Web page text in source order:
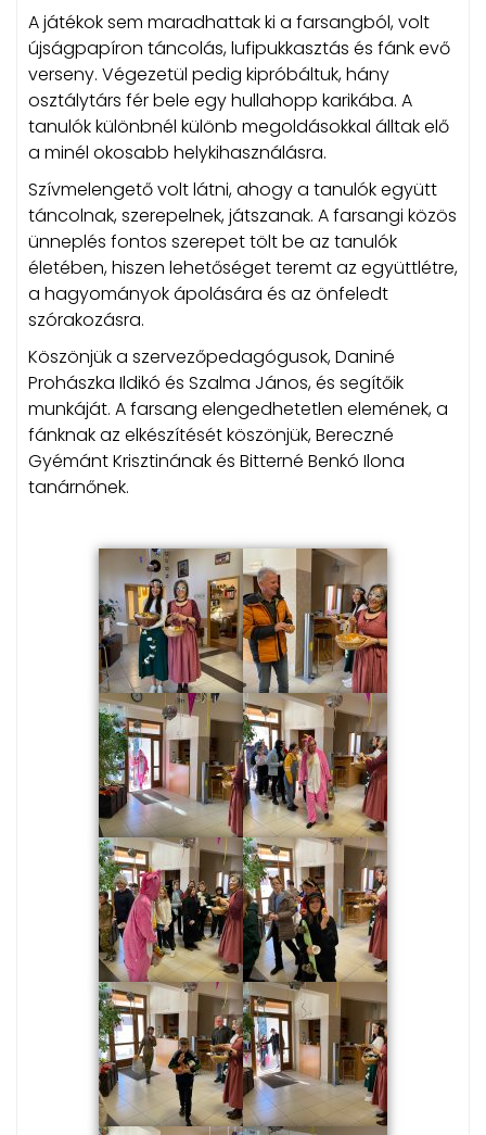
A játékok sem maradhattak ki a farsangból, volt
újságpapíron táncolás, lufipukkasztás és fánk evő
verseny. Végezetül pedig kipróbáltuk, hány
osztálytárs fér bele egy hullahopp karikába. A
tanulók különbnél különb megoldásokkal álltak elő
a minél okosabb helykihasználásra.
Szívmelengető volt látni, ahogy a tanulók együtt
táncolnak, szerepelnek, játszanak. A farsangi közös
ünneplés fontos szerepet tölt be az tanulók
életében, hiszen lehetőséget teremt az együttlétre,
a hagyományok ápolására és az önfeledt
szórakozásra.
Köszönjük a szervezőpedagógusok, Daniné
Prohászka Ildikó és Szalma János, és segítőik
munkáját. A farsang elengedhetetlen elemének, a
fánknak az elkészítését köszönjük, Bereczné
Gyémánt Krisztinának és Bitterné Benkó Ilona
tanárnőnek.